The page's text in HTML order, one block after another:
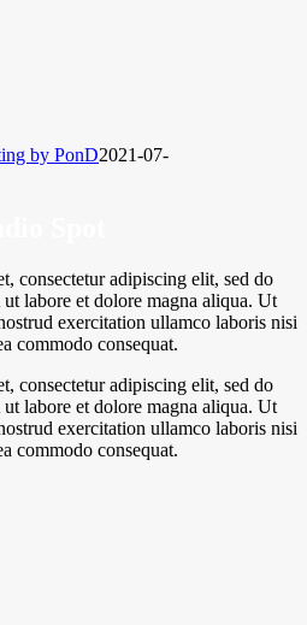
by PonD2021-07-
consectetur adipiscing elit, sed do
labore et dolore magna aliqua. Ut
exercitation ullamco laboris nisi
commodo consequat.
consectetur adipiscing elit, sed do
labore et dolore magna aliqua. Ut
exercitation ullamco laboris nisi
commodo consequat.